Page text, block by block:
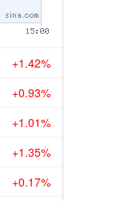
+1.42%
+0.93%
+1.01%
+1.35%
+0.17%